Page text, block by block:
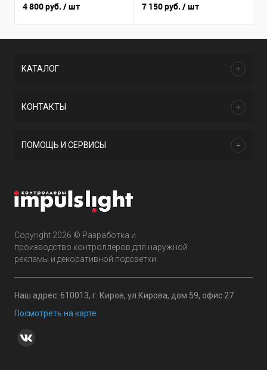
4 800 руб. / шт 7 150 руб. / шт
Copyright 2026 © Разработка и
производство контроллеров для наружной
рекламы и декоративной подсветки
Наш адрес: 610013, г. Киров, ул.Кирова, дом 59, офис 27
Посмотреть на карте
КАТАЛОГ
КОНТАКТЫ
ПОМОЩЬ И СЕРВИСЫ